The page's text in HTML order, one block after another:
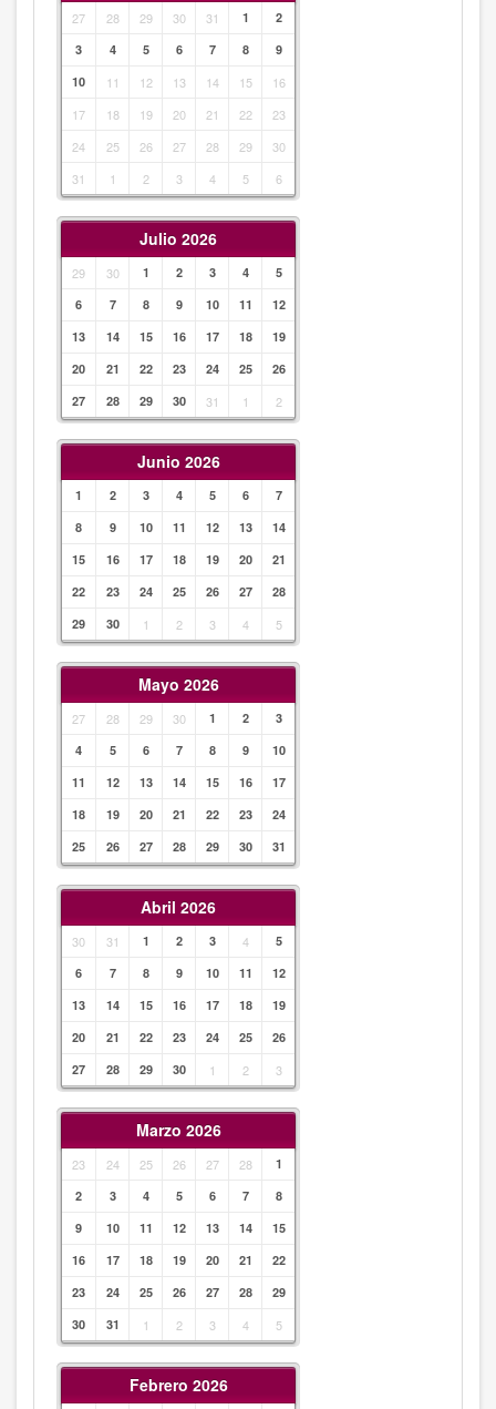
27 28 29 30 31 1
2
3
4 5 6 7 8
9
10
11 12 13 14 15
16
17
18 19 20 21 22
23
24
25 26 27 28 29
30
31
1 2 3 4 5 6
Julio 2026
29 30 1 2 3 4
5
6
7 8 9 10 11
12
13
14 15 16 17 18
19
20
21 22 23 24 25
26
27
28 29 30 31 1 2
Junio 2026
1 2 3 4 5 6
7
8
9 10 11 12 13
14
15
16 17 18 19 20
21
22
23 24 25 26 27
28
29
30 1 2 3 4 5
Mayo 2026
27 28 29 30 1 2
3
4
5 6 7 8 9
10
11
12 13 14 15 16
17
18
19 20 21 22 23
24
25
26 27 28 29 30 31
Abril 2026
30 31 1 2 3 4
5
6
7 8 9 10 11
12
13
14 15 16 17 18
19
20
21 22 23 24 25
26
27
28 29 30 1 2 3
Marzo 2026
23 24 25 26 27 28
1
2
3 4 5 6 7
8
9
10 11 12 13 14
15
16
17 18 19 20 21
22
23
24 25 26 27 28
29
30
31 1 2 3 4 5
Febrero 2026